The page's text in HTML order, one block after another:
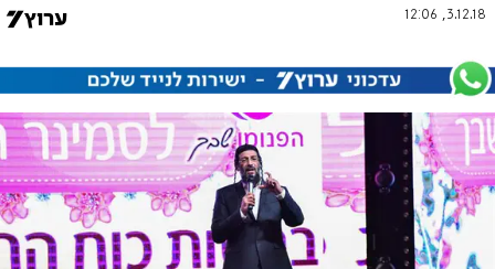
3.12.18, 12:06